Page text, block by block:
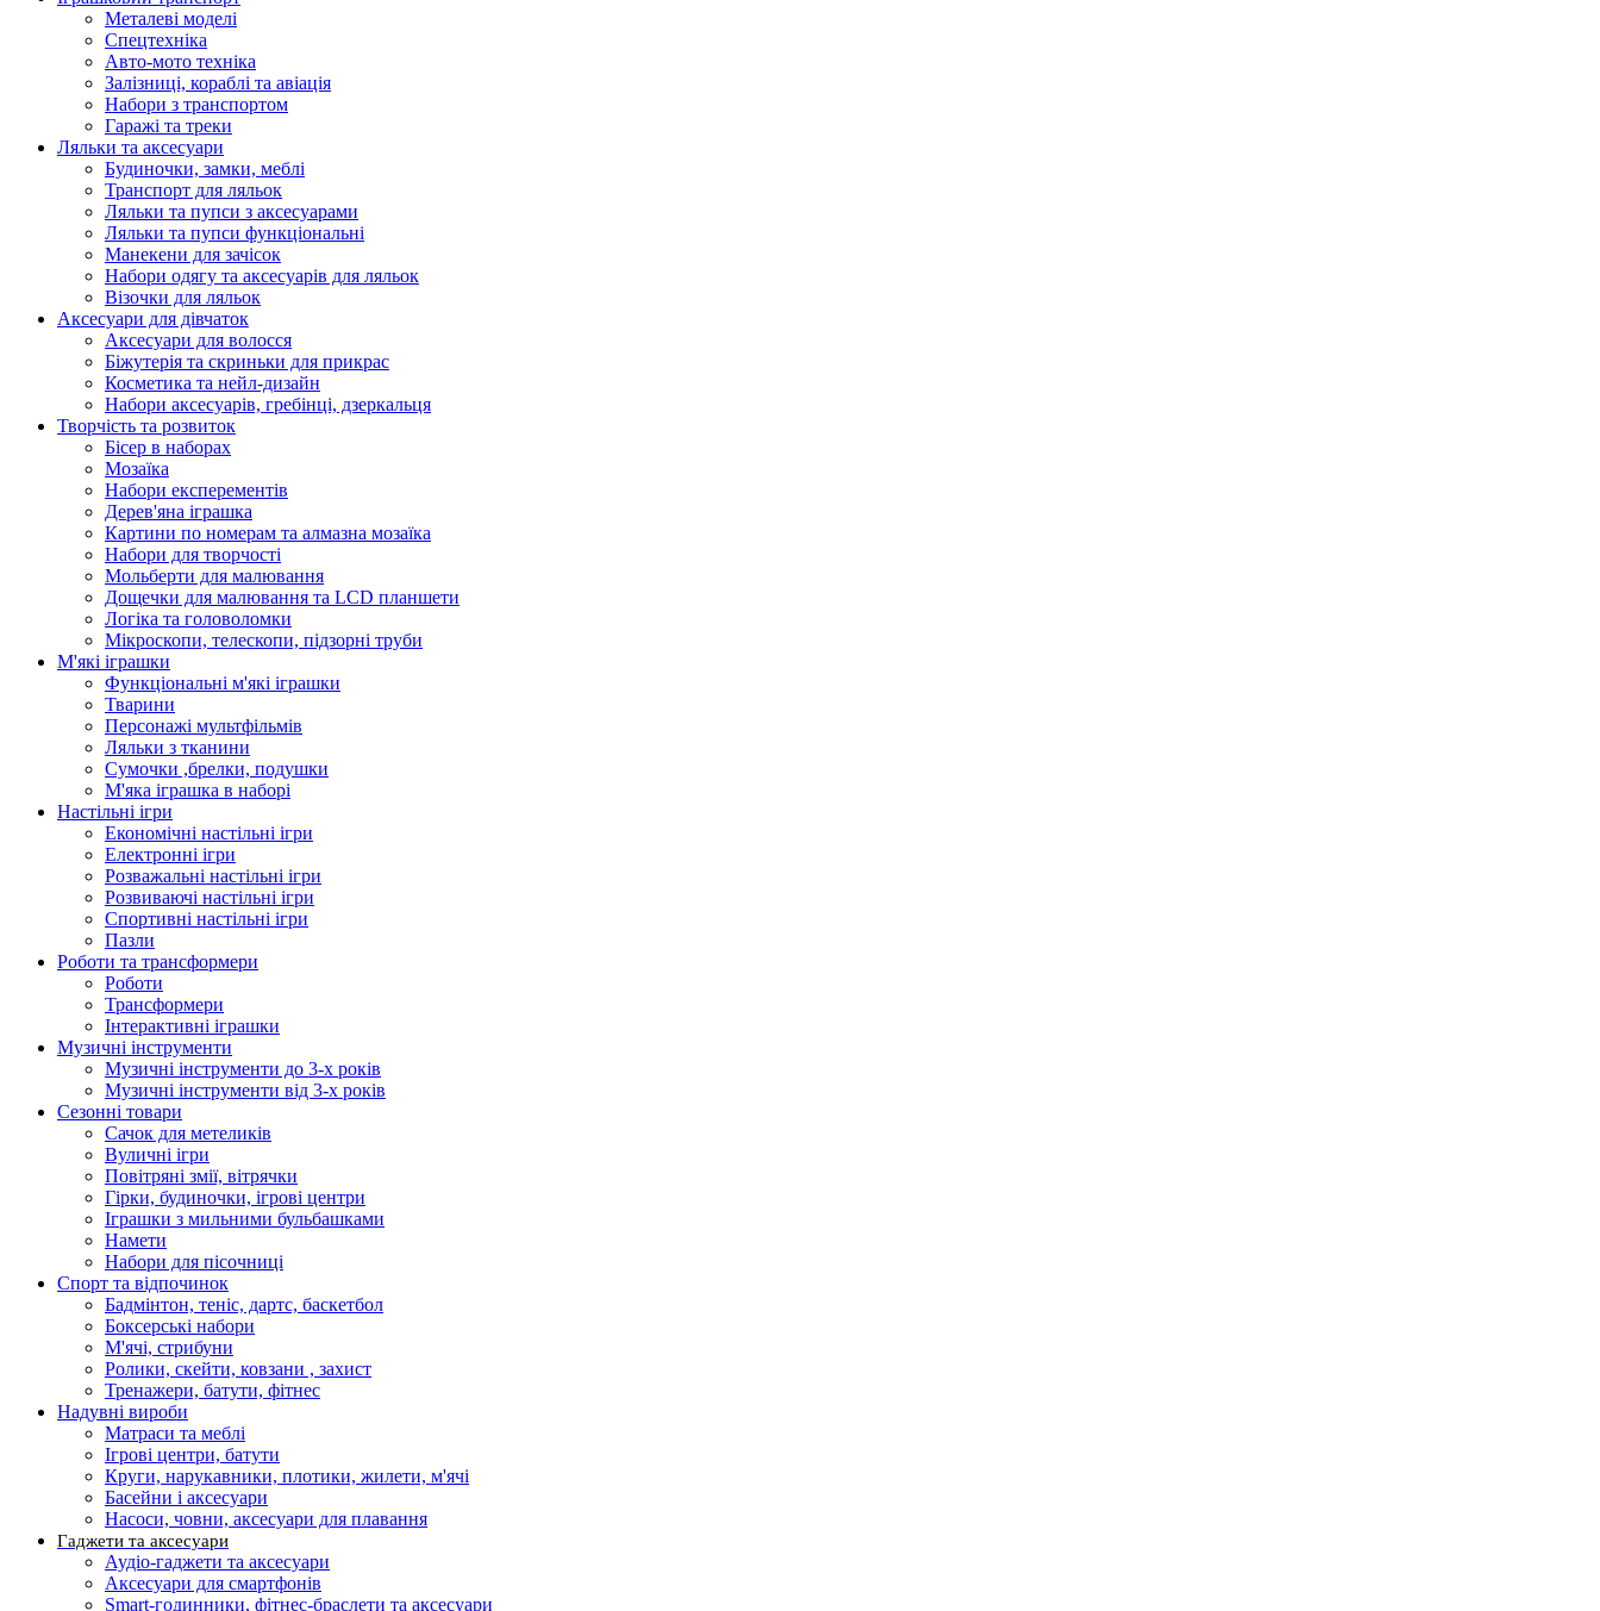
Металеві моделі
Спецтехніка
Авто-мото техніка
Залізниці, кораблі та авіація
Набори з транспортом
Гаражі та треки
Ляльки та аксесуари
Будиночки, замки, меблі
Транспорт для ляльок
Ляльки та пупси з аксесуарами
Ляльки та пупси функціональні
Манекени для зачісок
Набори одягу та аксесуарів для ляльок
Візочки для ляльок
Аксесуари для дівчаток
Аксесуари для волосся
Біжутерія та скриньки для прикрас
Косметика та нейл-дизайн
Набори аксесуарів, гребінці, дзеркальця
Творчість та розвиток
Бісер в наборах
Мозаїка
Набори експерементів
Дерев'яна іграшка
Картини по номерам та алмазна мозаїка
Набори для творчості
Мольберти для малювання
Дощечки для малювання та LCD планшети
Логіка та головоломки
Мікроскопи, телескопи, підзорні труби
М'які іграшки
Функціональні м'які іграшки
Тварини
Персонажі мультфільмів
Ляльки з тканини
Сумочки ,брелки, подушки
М'яка іграшка в наборі
Настільні ігри
Економічні настільні ігри
Електронні ігри
Розважальні настільні ігри
Розвиваючі настільні ігри
Спортивні настільні ігри
Пазли
Роботи та трансформери
Роботи
Трансформери
Інтерактивні іграшки
Музичні інструменти
Музичні інструменти до 3-х років
Музичні інструменти від 3-х років
Сезонні товари
Сачок для метеликів
Вуличні ігри
Повітряні змії, вітрячки
Гірки, будиночки, ігрові центри
Іграшки з мильними бульбашками
Намети
Набори для пісочниці
Спорт та відпочинок
Бадмінтон, теніс, дартс, баскетбол
Боксерські набори
М'ячі, стрибуни
Ролики, скейти, ковзани , захист
Тренажери, батути, фітнес
Надувні вироби
Матраси та меблі
Ігрові центри, батути
Круги, нарукавники, плотики, жилети, м'ячі
Басейни і аксесуари
Насоси, човни, аксесуари для плавання
Гаджети та аксесуари
Аудіо-гаджети та аксесуари
Аксесуари для смартфонів
Smart-годинники, фітнес-браслети та аксесуари